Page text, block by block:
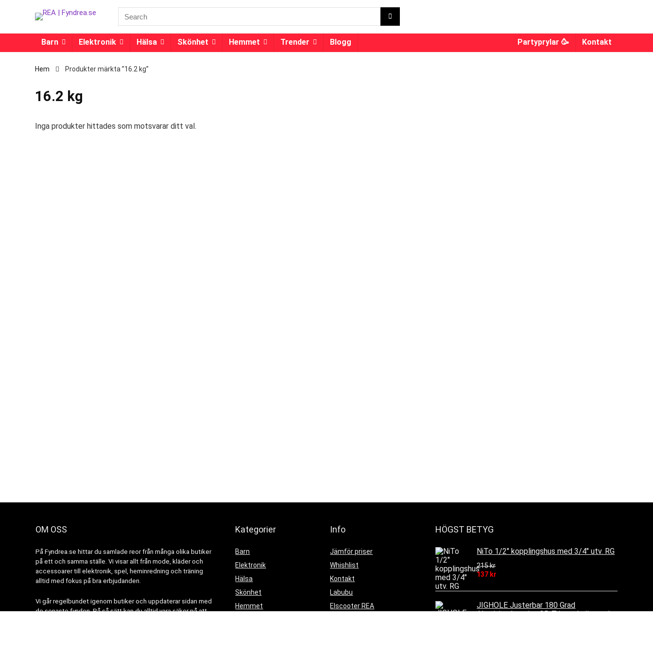
Barn Elektronik Hälsa Skönhet Hemmet Trender Blogg Partyprylar 🥳 Kontakt
Hem Produkter märkta ”16.2 kg”
16.2 kg
Inga produkter hittades som motsvarar ditt val.
OM OSS
På Fyndrea.se hittar du samlade reor från många olika butiker
på ett och samma ställe. Vi visar allt från mode, kläder och
accessoarer till elektronik, spel, heminredning och träning
alltid med fokus på bra erbjudanden.
Vi går regelbundet igenom butiker och uppdaterar sidan med
de senaste fynden. På så sätt kan du alltid vara säker på att
Kategorier
Barn
Elektronik
Hälsa
Skönhet
Hemmet
Info
Jämför priser
Whishlist
Kontakt
Labubu
Elscooter REA
HÖGST BETYG
NiTo 1/2" kopplingshus med 3/4" utv. RG
215kr
137 kr
JIGHOLE Justerbar 180 Grad
Aluminiumlegering 3D Triangelmätstock